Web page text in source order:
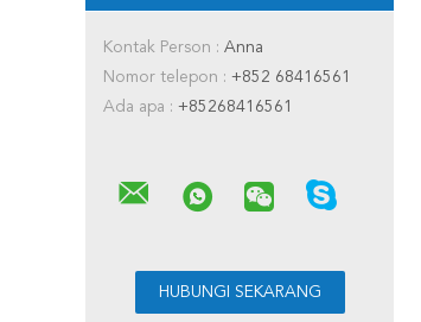
Kontak Person : Anna
Nomor telepon : +852 68416561
Ada apa : +85268416561